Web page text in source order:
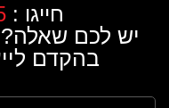
חייגו :
יש לכם שאלה?
בהקדם